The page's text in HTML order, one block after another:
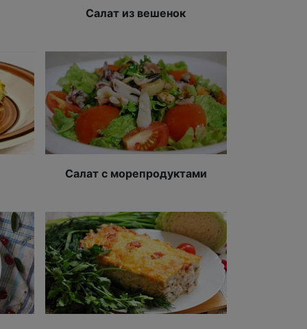
Салат из вешенок
Салат с морепродуктами